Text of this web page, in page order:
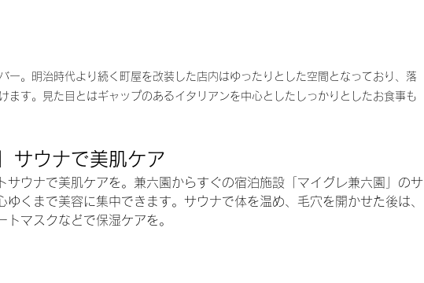
ー。明治時代より続く町屋を改装した店内はゆったりとした空間となっており、落
ます。見た目とはギャップのあるイタリアンを中心としたしっかりとしたお食事も
サウナで美肌ケア
サウナで美肌ケアを。兼六園からすぐの宿泊施設「マイグレ兼六園」のサ
ゆくまで美容に集中できます。サウナで体を温め、毛穴を開かせた後は、
マスクなどで保湿ケアを。